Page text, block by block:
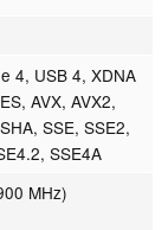
4, USB 4, XDNA
AVX, AVX2,
SSE, SSE2,
SSE4A
MHz)